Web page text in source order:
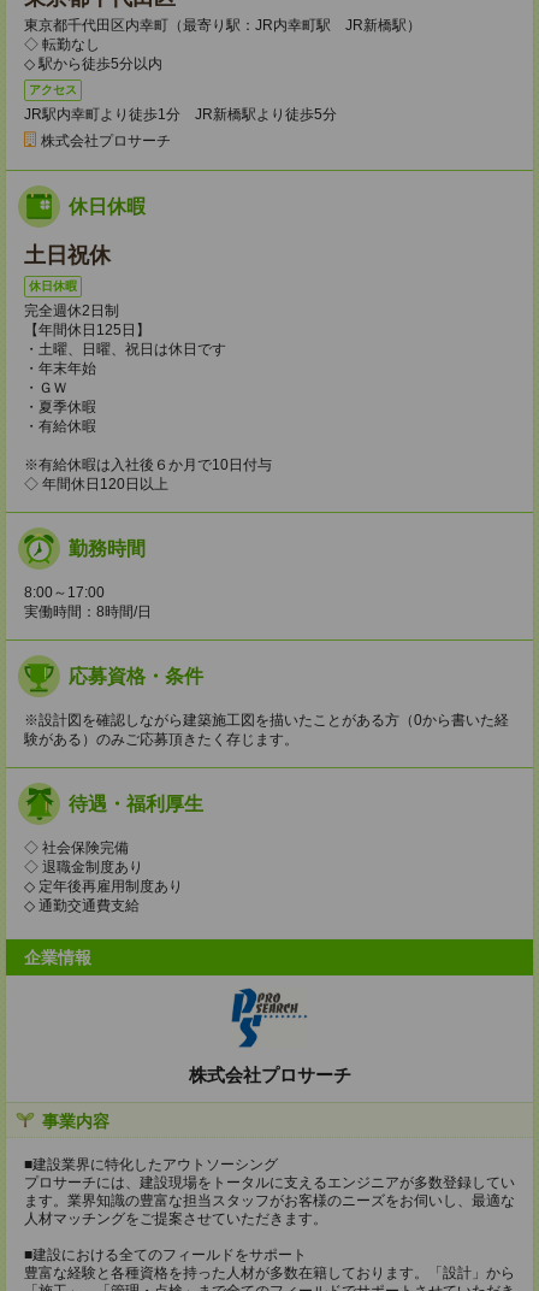
東京都千代田区内幸町（最寄り駅：JR内幸町駅 JR新橋駅）
◇ 転勤なし
◇ 駅から徒歩5分以内
アクセス
JR駅内幸町より徒歩1分 JR新橋駅より徒歩5分
株式会社プロサーチ
休日休暇
土日祝休
休日休暇
完全週休2日制
【年間休日125日】
・土曜、日曜、祝日は休日です
・年末年始
・ＧＷ
・夏季休暇
・有給休暇
※有給休暇は入社後６か月で10日付与
◇ 年間休日120日以上
勤務時間
8:00～17:00
実働時間：8時間/日
応募資格・条件
※設計図を確認しながら建築施工図を描いたことがある方（0から書いた経
験がある）のみご応募頂きたく存じます。
待遇・福利厚生
◇ 社会保険完備
◇ 退職金制度あり
◇ 定年後再雇用制度あり
◇ 通勤交通費支給
企業情報
株式会社プロサーチ
事業内容
■建設業界に特化したアウトソーシング
プロサーチには、建設現場をトータルに支えるエンジニアが多数登録してい
ます。業界知識の豊富な担当スタッフがお客様のニーズをお伺いし、最適な
人材マッチングをご提案させていただきます。
■建設における全てのフィールドをサポート
豊富な経験と各種資格を持った人材が多数在籍しております。「設計」から